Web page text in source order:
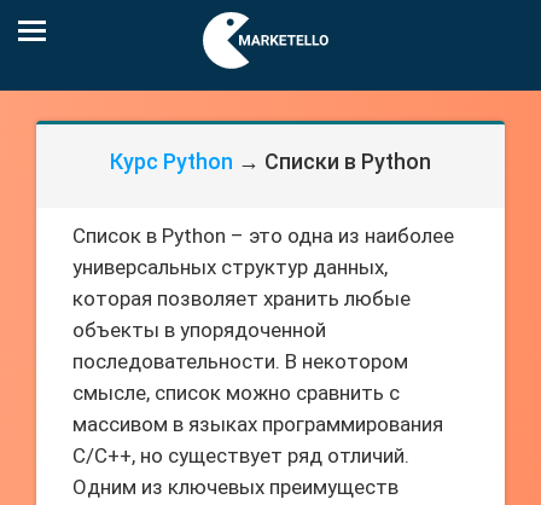
Курс Python → Списки в Python
Список в Python – это одна из наиболее
универсальных структур данных,
которая позволяет хранить любые
объекты в упорядоченной
последовательности. В некотором
смысле, список можно сравнить с
массивом в языках программирования
C/C++, но существует ряд отличий.
Одним из ключевых преимуществ